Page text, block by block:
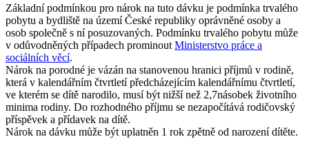
Základní podmínkou pro nárok na tuto dávku je podmínka trvalého
pobytu a bydliště na území České republiky oprávněné osoby a
osob společně s ní posuzovaných. Podmínku trvalého pobytu může
v odůvodněných případech prominout Ministerstvo práce a
sociálních věcí.
Nárok na porodné je vázán na stanovenou hranici příjmů v rodině,
která v kalendářním čtvrtletí předcházejícím kalendářnímu čtvrtletí,
ve kterém se dítě narodilo, musí být nižší než 2,7násobek životního
minima rodiny. Do rozhodného příjmu se nezapočítává rodičovský
příspěvek a přídavek na dítě.
Nárok na dávku může být uplatněn 1 rok zpětně od narození dítěte.